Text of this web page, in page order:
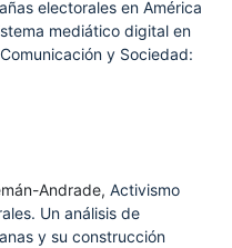
electorales en América
mediático digital en
Comunicación y Sociedad:
Andrade, Activismo
Un análisis de
y su construcción